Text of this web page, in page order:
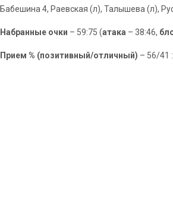
Бабешина 4, Раевская (л), Талышева (л),
Набранные очки – 59:75 (атака – 38:46,
Прием % (позитивный/отличный) – 56/41